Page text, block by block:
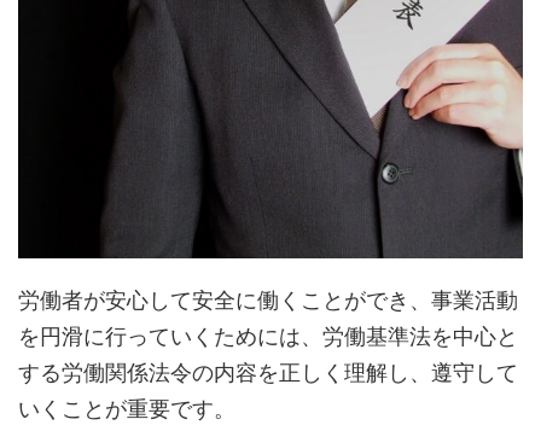
労働者が安心して安全に働くことができ、事業活動
を円滑に行っていくためには、労働基準法を中心と
する労働関係法令の内容を正しく理解し、遵守して
いくことが重要です。